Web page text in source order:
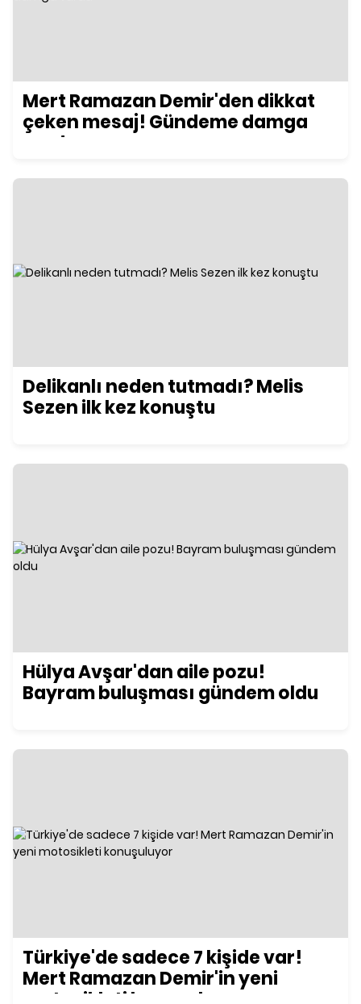
Mert Ramazan Demir'den dikkat
çeken mesaj! Gündeme damga
vurdu
Delikanlı neden tutmadı? Melis
Sezen ilk kez konuştu
Hülya Avşar'dan aile pozu!
Bayram buluşması gündem oldu
Türkiye'de sadece 7 kişide var!
Mert Ramazan Demir'in yeni